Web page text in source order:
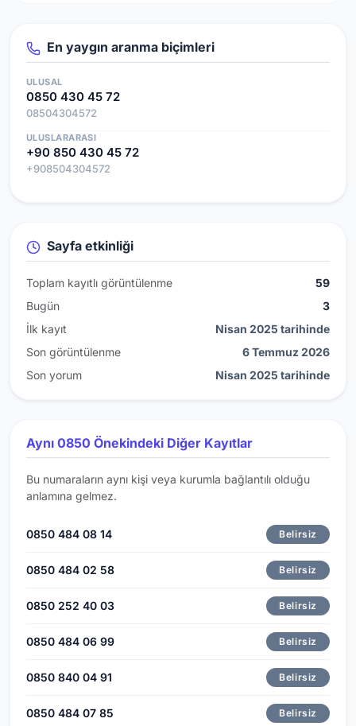
En yaygın aranma biçimleri
ULUSAL
0850 430 45 72
08504304572
ULUSLARARASI
+90 850 430 45 72
+908504304572
Sayfa etkinliği
Toplam kayıtlı görüntülenme
59
Bugün
3
İlk kayıt
Nisan 2025 tarihinde
Son görüntülenme
6 Temmuz 2026
Son yorum
Nisan 2025 tarihinde
Aynı 0850 Önekindeki Diğer Kayıtlar
Bu numaraların aynı kişi veya kurumla bağlantılı olduğu
anlamına gelmez.
0850 484 08 14 Belirsiz
0850 484 02 58 Belirsiz
0850 252 40 03 Belirsiz
0850 484 06 99 Belirsiz
0850 840 04 91 Belirsiz
0850 484 07 85 Belirsiz